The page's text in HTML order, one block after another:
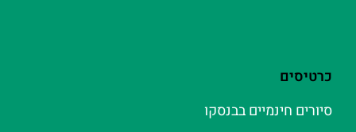
כרטיסים
סיורים חינמיים בבנסקו